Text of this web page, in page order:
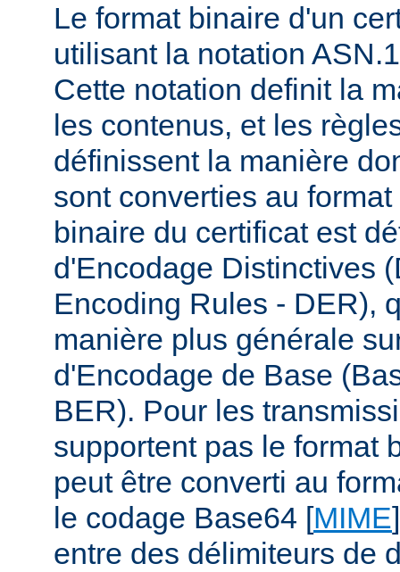
Le format binaire d'un
utilisant la notation
Cette notation definit la
les contenus, et les
définissent la manière
sont converties au
binaire du certificat est
d'Encodage Distinctives
Encoding Rules - DER),
manière plus générale
d'Encodage de Base
BER). Pour les
supportent pas le format
peut être converti au
le codage Base64 [MIME
entre des délimiteurs de